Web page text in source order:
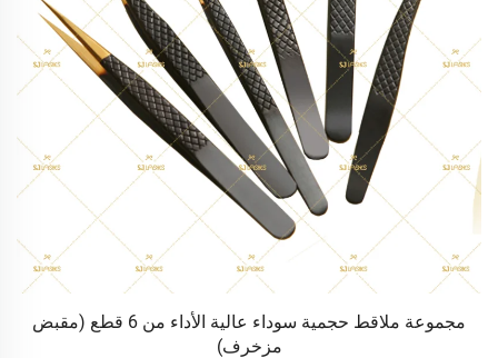
مجموعة ملاقط حجمية سوداء عالية الأداء من 6 قطع (مقبض
مزخرف)